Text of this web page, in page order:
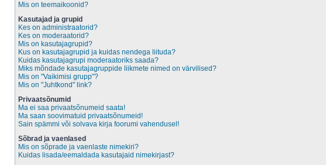
Mis on teemaikoonid?
Kasutajad ja grupid
Kes on administraatorid?
Kes on moderaatorid?
Mis on kasutajagrupid?
Kus on kasutajagrupid ja kuidas nendega liituda?
Kuidas kasutajagrupi moderaatoriks saada?
Miks mõndade kasutajagruppide liikmete nimed on värvilised?
Mis on "Vaikimisi grupp"?
Mis on "Juhtkond" link?
Privaatsõnumid
Ma ei saa privaatsõnumeid saata!
Ma saan soovimatuid privaatsõnumeid!
Sain spämmi või solvava kirja foorumi vahendusel!
Sõbrad ja vaenlased
Mis on sõprade ja vaenlaste nimekiri?
Kuidas lisada/eemaldada kasutajaid nimekirjast?